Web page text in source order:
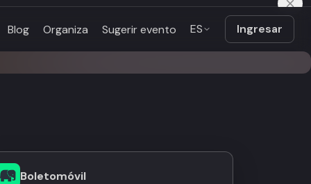
Blog Organiza Sugerir evento ES Ingresar
Boletomóvil